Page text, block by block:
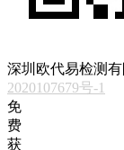
深圳欧代易检测
2020107679号-1
免
费
获